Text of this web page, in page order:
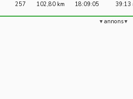
257
102,80 km 18:09:05 39:13
annons